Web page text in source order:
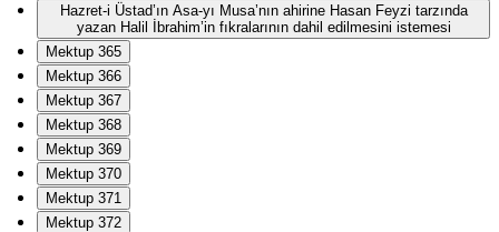
Hazret-i Üstad’ın Asa-yı Musa’nın ahirine Hasan Feyzi tarzında
yazan Halil İbrahim’in fıkralarının dahil edilmesini istemesi
Mektup 365
Mektup 366
Mektup 367
Mektup 368
Mektup 369
Mektup 370
Mektup 371
Mektup 372